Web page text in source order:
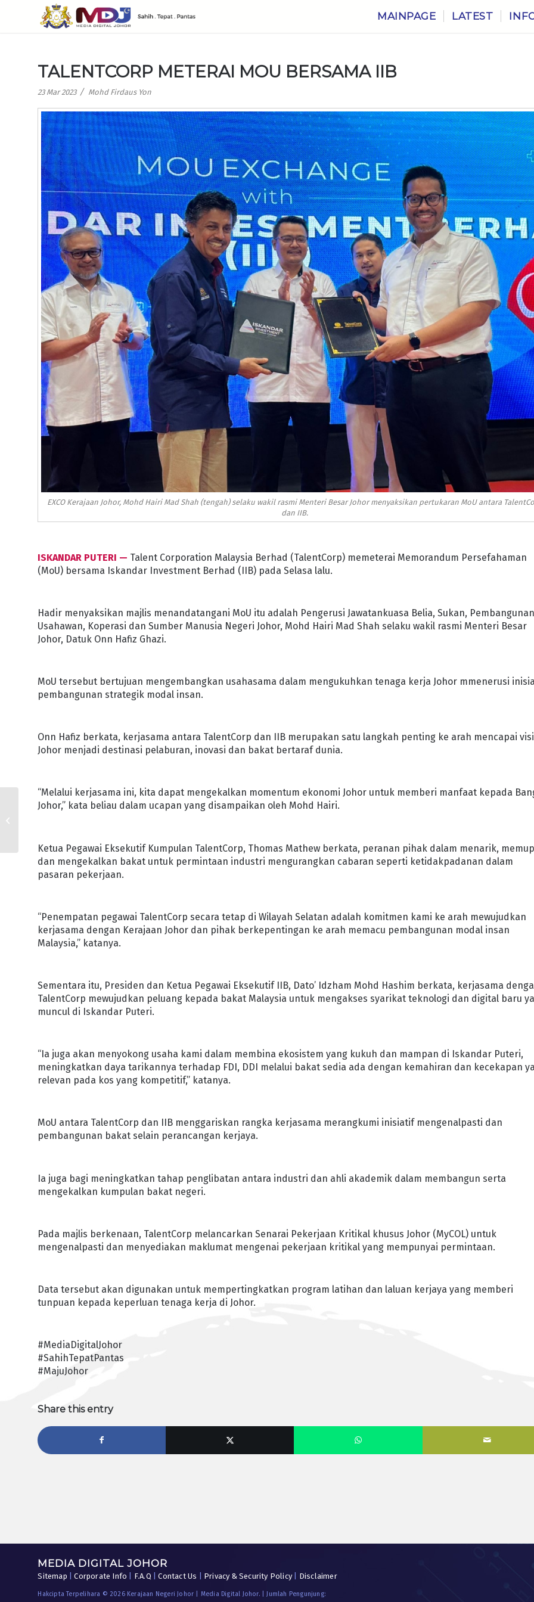
MAINPAGE LATEST
TALENTCORP METERAI MOU BERSAMA IIB
23 Mar 2023 / Mohd Firdaus Yon
EXCO Kerajaan Johor, Mohd Hairi Mad Shah (tengah) selaku wakil rasmi Menteri Besar Johor menyaksikan pertukaran MoU antara
dan IIB.
ISKANDAR PUTERI — Talent Corporation Malaysia Berhad (TalentCorp) memeterai Memorandum Persefahaman
(MoU) bersama Iskandar Investment Berhad (IIB) pada Selasa lalu.
Hadir menyaksikan majlis menandatangani MoU itu adalah Pengerusi Jawatankuasa Belia, Sukan, Pembangunan
Usahawan, Koperasi dan Sumber Manusia Negeri Johor, Mohd Hairi Mad Shah selaku wakil rasmi Menteri Besar
Johor, Datuk Onn Hafiz Ghazi.
MoU tersebut bertujuan mengembangkan usahasama dalam mengukuhkan tenaga kerja Johor mmenerusi
pembangunan strategik modal insan.
Onn Hafiz berkata, kerjasama antara TalentCorp dan IIB merupakan satu langkah penting ke arah mencapai visi
Johor menjadi destinasi pelaburan, inovasi dan bakat bertaraf dunia.
“Melalui kerjasama ini, kita dapat mengekalkan momentum ekonomi Johor untuk memberi manfaat kepada
Johor,” kata beliau dalam ucapan yang disampaikan oleh Mohd Hairi.
Ketua Pegawai Eksekutif Kumpulan TalentCorp, Thomas Mathew berkata, peranan pihak dalam menarik,
dan mengekalkan bakat untuk permintaan industri mengurangkan cabaran seperti ketidakpadanan dalam
pasaran pekerjaan.
“Penempatan pegawai TalentCorp secara tetap di Wilayah Selatan adalah komitmen kami ke arah mewujudkan
kerjasama dengan Kerajaan Johor dan pihak berkepentingan ke arah memacu pembangunan modal insan
Malaysia,” katanya.
Sementara itu, Presiden dan Ketua Pegawai Eksekutif IIB, Dato’ Idzham Mohd Hashim berkata, kerjasama
TalentCorp mewujudkan peluang kepada bakat Malaysia untuk mengakses syarikat teknologi dan digital baru
muncul di Iskandar Puteri.
“Ia juga akan menyokong usaha kami dalam membina ekosistem yang kukuh dan mampan di Iskandar Puteri,
meningkatkan daya tarikannya terhadap FDI, DDI melalui bakat sedia ada dengan kemahiran dan kecekapan
relevan pada kos yang kompetitif,” katanya.
MoU antara TalentCorp dan IIB menggariskan rangka kerjasama merangkumi inisiatif mengenalpasti dan
pembangunan bakat selain perancangan kerjaya.
Ia juga bagi meningkatkan tahap penglibatan antara industri dan ahli akademik dalam membangun serta
mengekalkan kumpulan bakat negeri.
Pada majlis berkenaan, TalentCorp melancarkan Senarai Pekerjaan Kritikal khusus Johor (MyCOL) untuk
mengenalpasti dan menyediakan maklumat mengenai pekerjaan kritikal yang mempunyai permintaan.
Data tersebut akan digunakan untuk mempertingkatkan program latihan dan laluan kerjaya yang memberi
tunpuan kepada keperluan tenaga kerja di Johor.
#MediaDigitalJohor
#SahihTepatPantas
#MajuJohor
Share this entry
MEDIA DIGITAL JOHOR
Sitemap |Corporate Info F.A.Q |Contact Us Privacy & Security Policy| Disclaimer
Hakcipta Terpelihara © 2026 Kerajaan Negeri Johor | Media Digital Johor. | Jumlah Pengunjung:
KERAJAAN NEGERI